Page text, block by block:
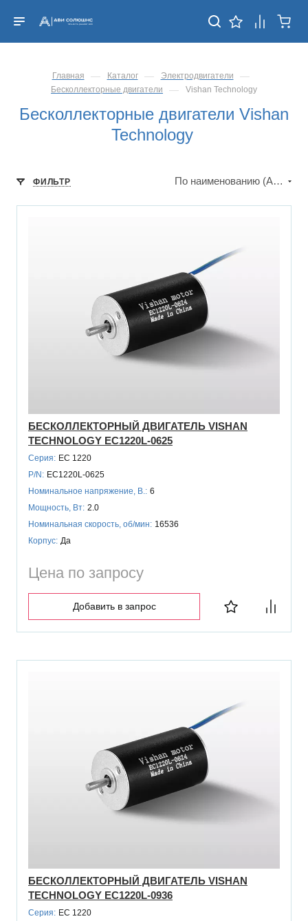
Главная — Каталог — Электродвигатели —
Бесколлекторные двигатели — Vishan Technology
Бесколлекторные двигатели Vishan
Technology
ФИЛЬТР По наименованию (А-Я)
БЕСКОЛЛЕКТОРНЫЙ ДВИГАТЕЛЬ VISHAN
TECHNOLOGY EC1220L-0625
Серия: EC 1220
P/N: EC1220L-0625
Номинальное напряжение, В.: 6
Мощность, Вт: 2.0
Номинальная скорость, об/мин: 16536
Корпус: Да
Цена по запросу
Добавить в запрос
БЕСКОЛЛЕКТОРНЫЙ ДВИГАТЕЛЬ VISHAN
TECHNOLOGY EC1220L-0936
Серия: EC 1220